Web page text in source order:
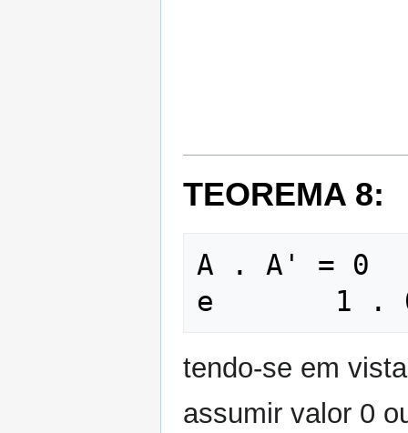
TEOREMA 8:
A . A' = 0
tendo-se em
assumir valor 0